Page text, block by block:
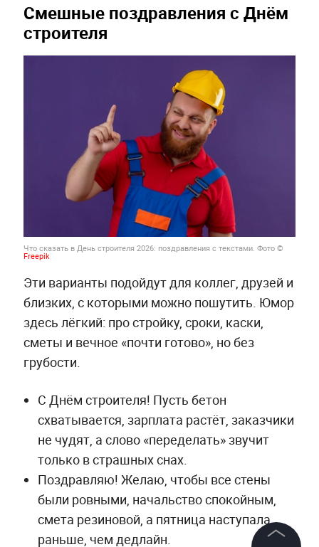
Смешные поздравления с Днём
строителя
Что сказать в День строителя 2026: поздравления с текстами. Фото ©
Freepik
Эти варианты подойдут для коллег, друзей и
близких, с которыми можно пошутить. Юмор
здесь лёгкий: про стройку, сроки, каски,
сметы и вечное «почти готово», но без
грубости.
С Днём строителя! Пусть бетон
схватывается, зарплата растёт, заказчики
не чудят, а слово «переделать» звучит
только в страшных снах.
Поздравляю! Желаю, чтобы все стены
были ровными, начальство спокойным,
смета резиновой, а пятница наступала
раньше, чем дедлайн.